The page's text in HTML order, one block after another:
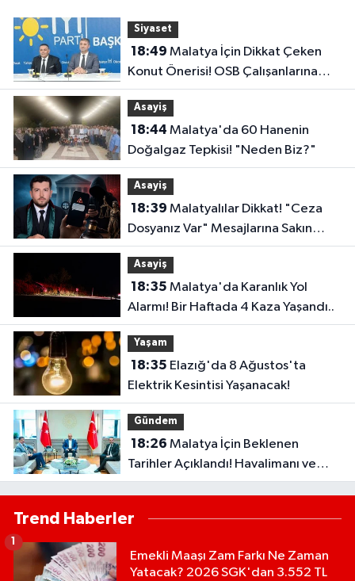
Siyaset
18:49
Konut Önerisi! OSB Çalışanlarına
Faizsiz Ev Çağrısı..
Asayiş
18:44
Doğalgaz Tepkisi! "Neden Biz?"
Asayiş
18:39
Dosyanız Var" Mesajlarına Sakın
Kanmayın
Asayiş
18:35
Alarmı! Bir Haftada 4 Kaza Yaşandı..
Yaşam
18:35
Elektrik Kesintisi Yaşanacak!
Gündem
18:26
Tarihler Açıklandı! Havalimanı ve
Çevre Yolu Açılıyor..
Trend Haberler
Emekli Maaşı Zam Farkı Ne Zaman
Yatacak? 2026 SGK'dan 3.552 TL
1